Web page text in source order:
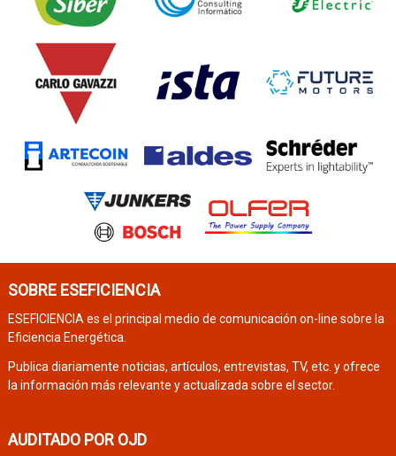
SOBRE ESEFICIENCIA
ESEFICIENCIA es el principal medio de comunicación on-line sobre la
Eficiencia Energética.
Publica diariamente noticias, artículos, entrevistas, TV, etc. y ofrece
la información más relevante y actualizada sobre el sector.
AUDITADO POR OJD